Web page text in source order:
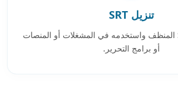
تنزيل SRT
نزّل ملف SubRip المنظف واستخدمه في المشغلات أو المنصات
أو برامج التحرير.